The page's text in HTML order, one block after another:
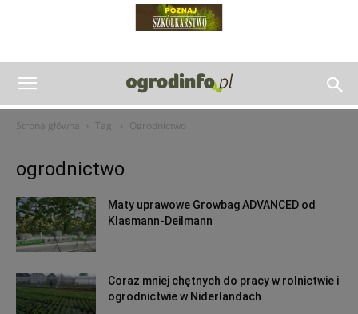
Strona główna Tagi Ogrodnictwo
ogrodnictwo
Maty uprawowe Growbag ADVANCED od
Klasmann-Deilmann
Coraz mniej chętnych do pracy w rolnictwie i
ogrodnictwie w Niderlandach